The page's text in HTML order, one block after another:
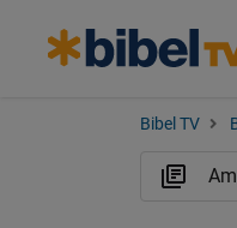
Bibel TV